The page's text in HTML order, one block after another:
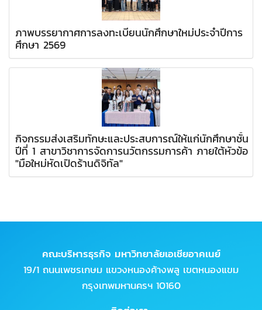
ภาพบรรยากาศการลงทะเบียนนักศึกษาใหม่ประจำปีการ
ศึกษา 2569
กิจกรรมส่งเสริมทักษะและประสบการณ์ให้แก่นักศึกษาชั้น
ปีที่ 1 สาขาวิชาการจัดการนวัตกรรมการค้า ภายใต้หัวข้อ
"มือใหม่หัดเปิดร้านดิจิทัล"
คณะบริหารธุรกิจ มหาวิทยาลัยเอเชียอาคเนย์
19/1 ถนนเพชรเกษม แขวงหนองค้างพลู เขตหนองแขม
กรุงเทพมหานครฯ 10160